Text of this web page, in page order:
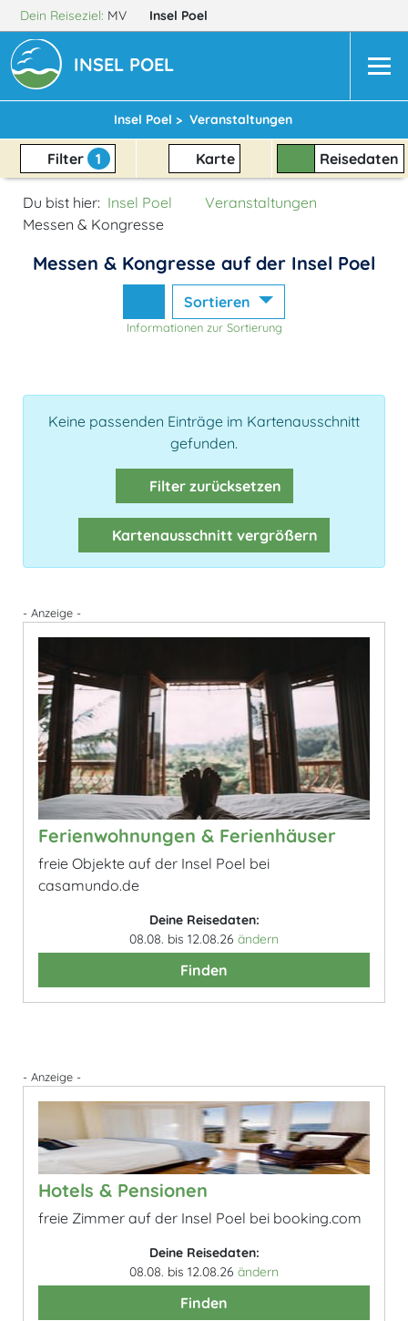
Dein Reiseziel: MV Insel Poel
INSEL POEL
Insel Poel > Veranstaltungen
Filter 1 Karte Reisedaten
Du bist hier: Insel Poel
Veranstaltungen
Messen & Kongresse
Messen & Kongresse auf der Insel Poel
Sortieren
Informationen zur Sortierung
Keine passenden Einträge im Kartenausschnitt
gefunden.
Filter zurücksetzen
Kartenausschnitt vergrößern
- Anzeige -
Ferienwohnungen & Ferienhäuser
freie Objekte auf der Insel Poel bei
casamundo.de
Deine Reisedaten:
08.08. bis 12.08.26 ändern
Finden
- Anzeige -
Hotels & Pensionen
freie Zimmer auf der Insel Poel bei booking.com
Deine Reisedaten:
08.08. bis 12.08.26 ändern
Finden